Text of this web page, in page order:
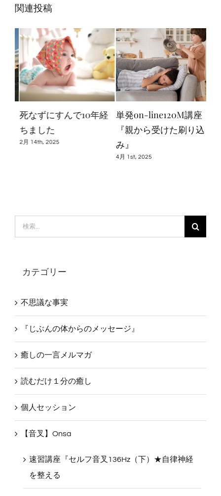
関連投稿
死なずにすんで10年経
ちました
2月 14th, 2025
単発on-line120M講座
『親から受けた刷り込
み』
4月 1st, 2025
索
カテゴリー
不思議な事実
『じぶんの体からのメッセージ』
癒しの一言メルマガ
読むだけ１分の癒し
個人セッション
【音叉】Onsa
速習講座『セルフ音叉136Hz（下）★自律神経
を整える